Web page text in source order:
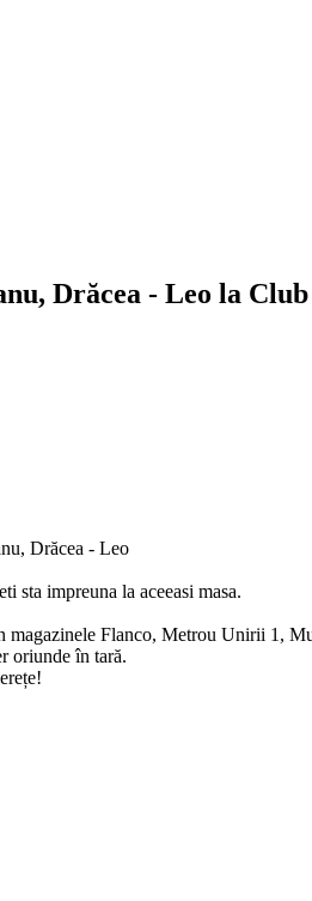
Drăcea - Leo la Club
Drăcea - Leo
sta impreuna la aceeasi masa.
magazinele Flanco, Metrou Unirii 1,
oriunde în tară.